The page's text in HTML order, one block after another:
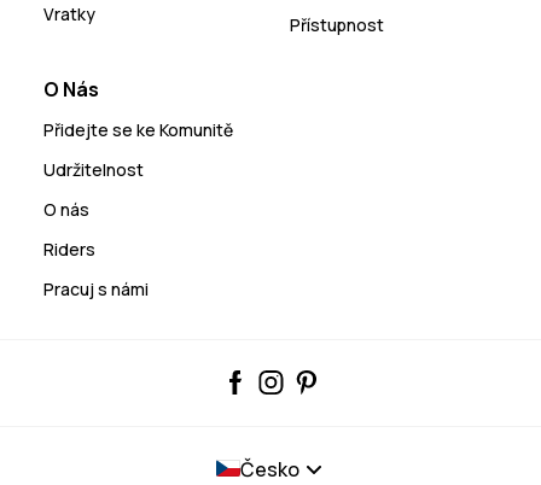
Vratky
Přístupnost
O Nás
Přidejte se ke Komunitě
Udržitelnost
O nás
Riders
Pracuj s námi
Česko